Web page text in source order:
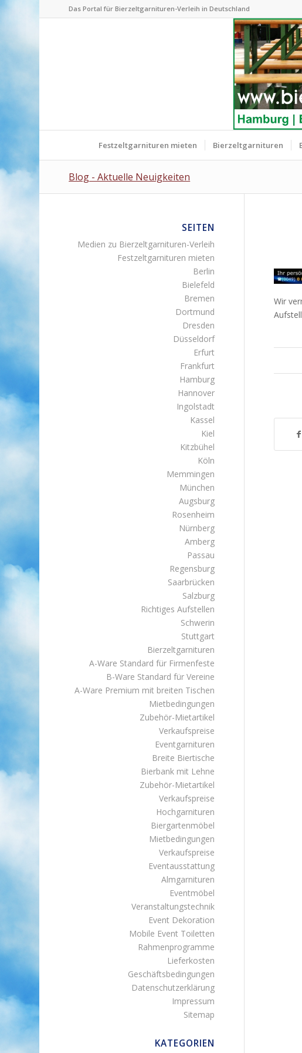
Das Portal für Bierzeltgarnituren-Verleih in Deutschland
Festzeltgarnituren mieten Bierzeltgarnituren
Blog - Aktuelle Neuigkeiten
Wir
SEITEN
Medien zu Bierzeltgarnituren-Verleih
Festzeltgarnituren mieten
Berlin
Bielefeld
Bremen
Dortmund
Dresden
Düsseldorf
Erfurt
Frankfurt
Hamburg
Hannover
Ingolstadt
Kassel
Kiel
Kitzbühel
Köln
Memmingen
München
Augsburg
Rosenheim
Nürnberg
Amberg
Passau
Regensburg
Saarbrücken
Salzburg
Richtiges Aufstellen
Schwerin
Stuttgart
Bierzeltgarnituren
A-Ware Standard für Firmenfeste
B-Ware Standard für Vereine
A-Ware Premium mit breiten Tischen
Mietbedingungen
Zubehör-Mietartikel
Verkaufspreise
Eventgarnituren
Breite Biertische
Bierbank mit Lehne
Zubehör-Mietartikel
Verkaufspreise
Hochgarnituren
Biergartenmöbel
Mietbedingungen
Verkaufspreise
Eventausstattung
Almgarnituren
Eventmöbel
Veranstaltungstechnik
Event Dekoration
Mobile Event Toiletten
Rahmenprogramme
Lieferkosten
Geschäftsbedingungen
Datenschutzerklärung
Impressum
Sitemap
KATEGORIEN